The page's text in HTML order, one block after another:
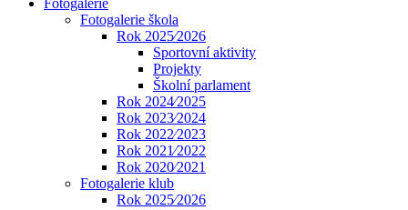
Fotogalerie
Fotogalerie škola
Rok 2025⁄2026
Sportovní aktivity
Projekty
Školní parlament
Rok 2024⁄2025
Rok 2023⁄2024
Rok 2022⁄2023
Rok 2021⁄2022
Rok 2020⁄2021
Fotogalerie klub
Rok 2025⁄2026